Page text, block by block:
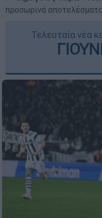
προσωρινά
Τελευταία νέα